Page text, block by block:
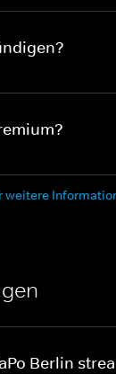
weitere
Berlin